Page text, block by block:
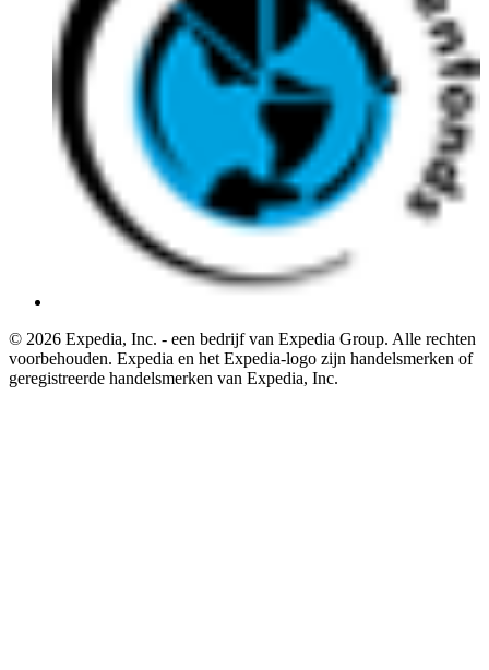
© 2026 Expedia, Inc. - een bedrijf van Expedia Group. Alle rechten
voorbehouden. Expedia en het Expedia-logo zijn handelsmerken of
geregistreerde handelsmerken van Expedia, Inc.